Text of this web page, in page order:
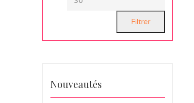
Filtrer
Nouveautés